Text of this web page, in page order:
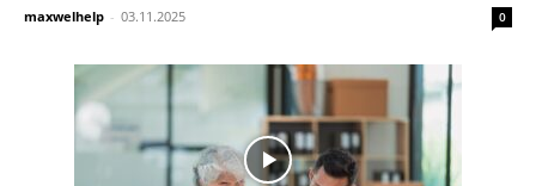
maxwelhelp - 03.11.2025 0